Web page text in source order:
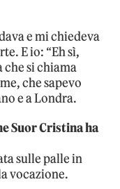
e mi chiedeva
E io: “Eh sì,
che si chiama
che sapevo
e a Londra.
Suor Cristina ha
sulle palle in
vocazione.